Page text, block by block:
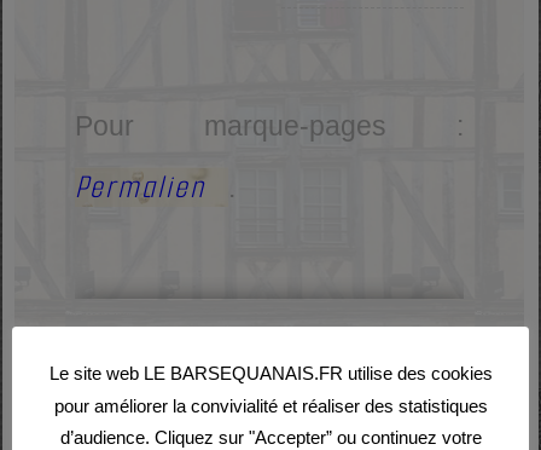
Pour marque-pages :
Permalien .
Votre adresse e-mail ne
Le site web LE BARSEQUANAIS.FR utilise des cookies
pour améliorer la convivialité et réaliser des statistiques
d’audience. Cliquez sur "Accepter” ou continuez votre